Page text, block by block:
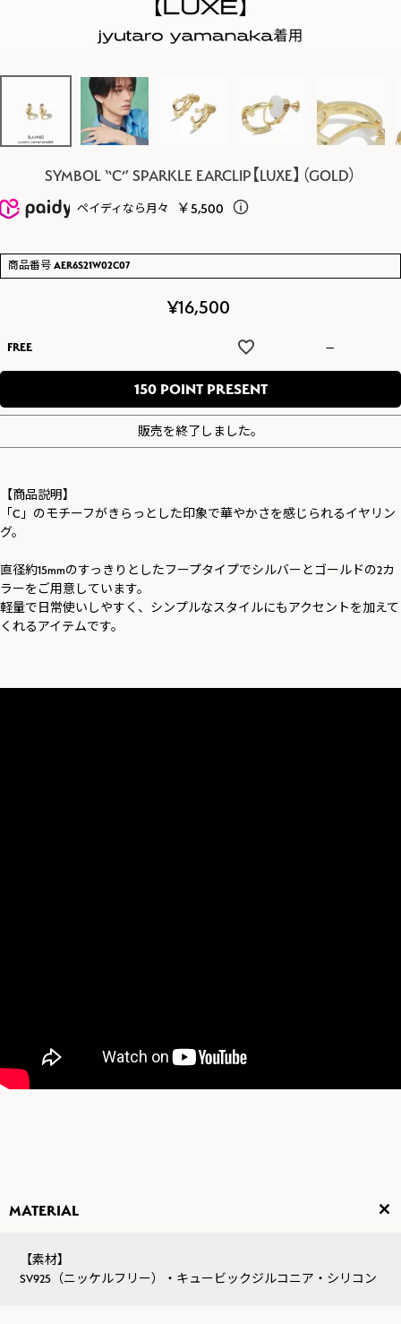
SYMBOL “C” SPARKLE EARCLIP【LUXE】（GOLD）
ペイディなら月々 ￥5,500
商品番号 AER6S21W02C07
¥16,500
FREE —
150
販売を終了しました。
【商品説明】
「C」のモチーフがきらっとした印象で華やかさを感じられるイヤリン
グ。
直径約15mmのすっきりとしたフープタイプでシルバーとゴールドの2カ
ラーをご用意しています。
軽量で日常使いしやすく、シンプルなスタイルにもアクセントを加えて
くれるアイテムです。
MATERIAL
【素材】
SV925（ニッケルフリー）・キュービックジルコニア・シリコン